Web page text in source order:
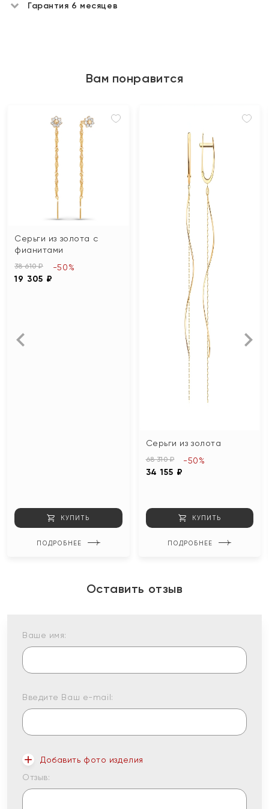
Гарантия 6 месяцев
Вам понравится
Серьги из золота с
фианитами
38 610 ₽
19 305 ₽
-50%
КУПИТЬ
ПОДРОБНЕЕ
Серьги из золота
68 310 ₽
34 155 ₽
-50%
КУПИТЬ
ПОДРОБНЕЕ
Оставить отзыв
Ваше имя:
Введите Ваш e-mail:
Добавить фото изделия
Отзыв: